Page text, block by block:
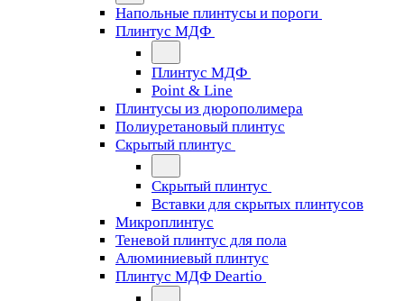
Напольные плинтусы и пороги
Плинтус МДФ
Плинтус МДФ
Point & Line
Плинтусы из дюрополимера
Полиуретановый плинтус
Скрытый плинтус
Скрытый плинтус
Вставки для скрытых плинтусов
Микроплинтус
Теневой плинтус для пола
Алюминиевый плинтус
Плинтус МДФ Deartio